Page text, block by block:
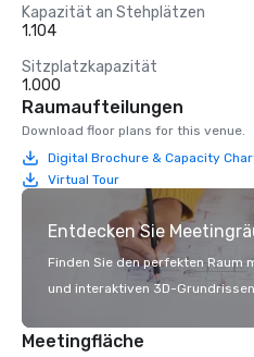
Kapazität an Stehplätzen
1.104
Sitzplatzkapazität
1.000
Raumaufteilungen
Download floor plans for this venue.
Digital Brochure & Capacity
Virtual Tour
Entdecken Sie
Finden Sie den perfekten
und interaktiven 3D-
Meetingfläche